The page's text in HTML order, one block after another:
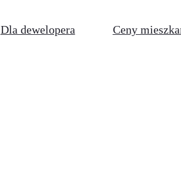
Dla dewelopera Ceny